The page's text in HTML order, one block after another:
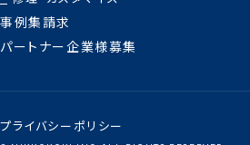
事例集請求
パートナー企業様募集
プライバシーポリシー